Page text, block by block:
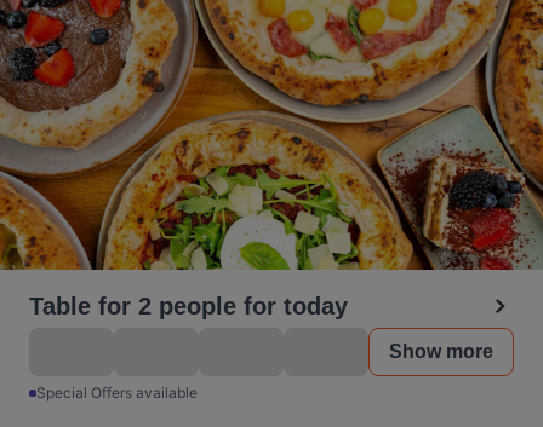
Table for 2 people for today
Show more
Special Offers available